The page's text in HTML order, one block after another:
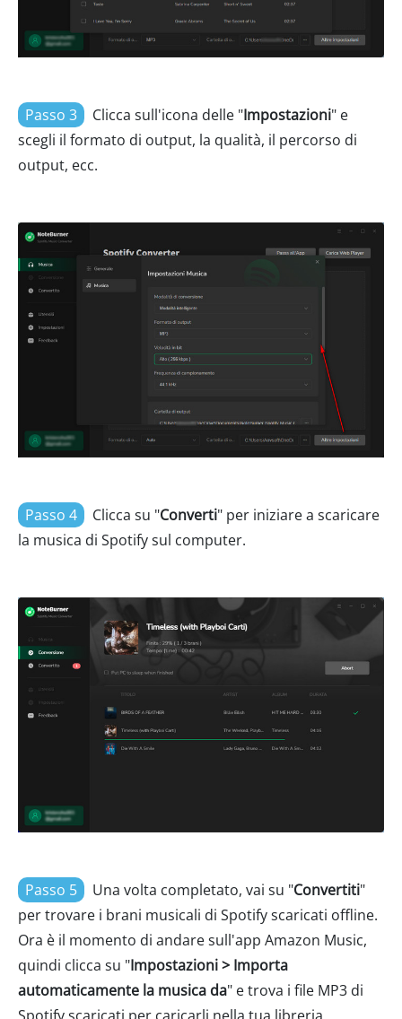
Passo 3 Clicca sull'icona delle "Impostazioni" e
scegli il formato di output, la qualità, il percorso di
output, ecc.
Passo 4 Clicca su "Converti" per iniziare a scaricare
la musica di Spotify sul computer.
Passo 5 Una volta completato, vai su "Convertiti"
per trovare i brani musicali di Spotify scaricati offline.
Ora è il momento di andare sull'app Amazon Music,
quindi clicca su "Impostazioni > Importa
automaticamente la musica da" e trova i file MP3 di